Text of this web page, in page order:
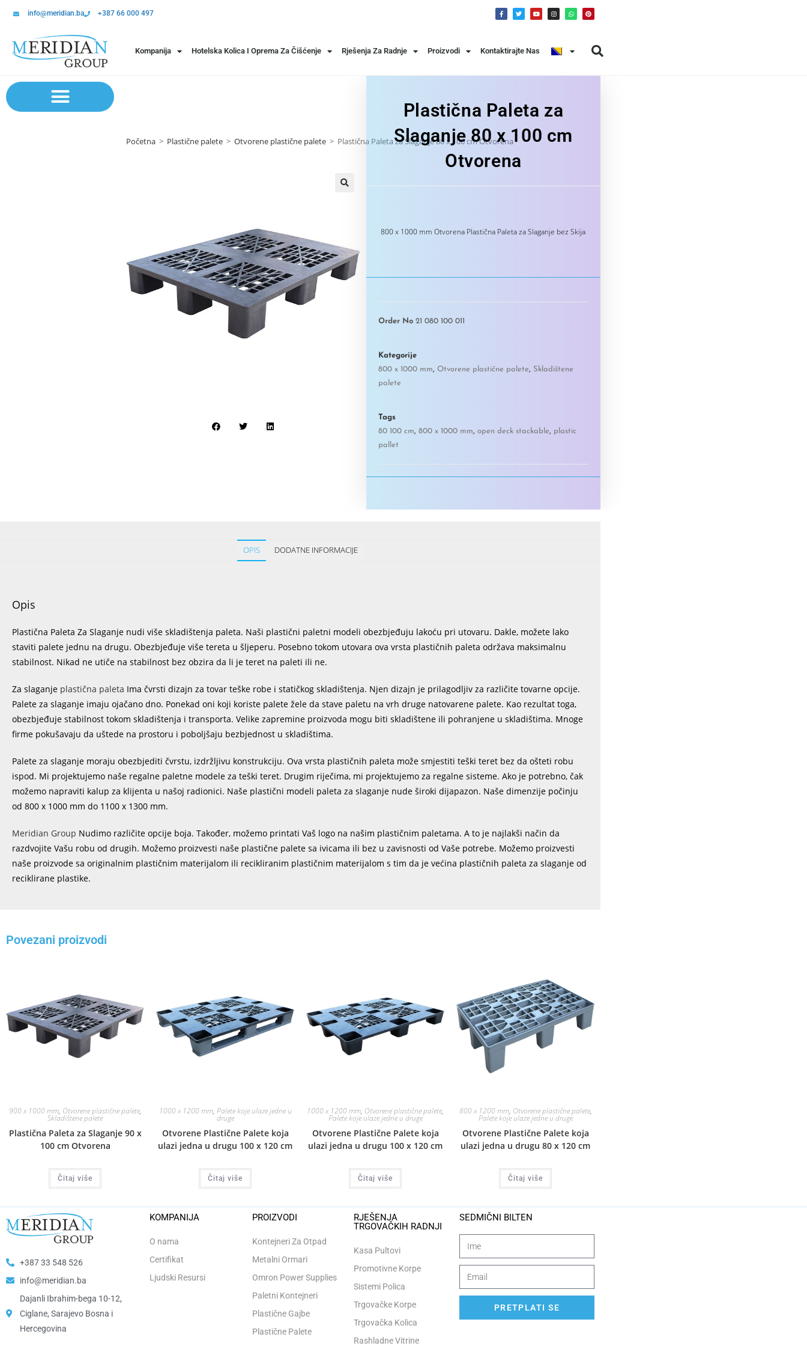
info@meridian.ba +387 66 000 497
Kompanija Hotelska Kolica I Oprema Za Čišćenje Rješenja Za Radnje Proizvodi Kontaktirajte Nas
Početna > Plastične palete > Otvorene plastične palete > Plastična Paleta za Slaganje 80 x 100 cm Otvorena
Plastična Paleta za
Slaganje 80 x 100 cm
Otvorena
800 x 1000 mm Otvorena Plastična Paleta za Slaganje bez Skija
Order No 21 080 100 011
Kategorije
800 x 1000 mm, Otvorene plastične palete, Skladištene
palete
Tags
80 100 cm, 800 x 1000 mm, open deck stackable, plastic
pallet
OPIS DODATNE INFORMACIJE
Opis
Plastična Paleta Za Slaganje nudi više skladištenja paleta. Naši plastični paletni modeli obezbjeđuju lakoću pri utovaru. Dakle, možete lako
staviti palete jednu na drugu. Obezbjeđuje više tereta u šljeperu. Posebno tokom utovara ova vrsta plastičnih paleta održava maksimalnu
stabilnost. Nikad ne utiče na stabilnost bez obzira da li je teret na paleti ili ne.
Za slaganje plastična paleta Ima čvrsti dizajn za tovar teške robe i statičkog skladištenja. Njen dizajn je prilagodljiv za različite tovarne opcije.
Palete za slaganje imaju ojačano dno. Ponekad oni koji koriste palete žele da stave paletu na vrh druge natovarene palete. Kao rezultat toga,
obezbjeđuje stabilnost tokom skladištenja i transporta. Velike zapremine proizvoda mogu biti skladištene ili pohranjene u skladištima. Mnoge
firme pokušavaju da uštede na prostoru i poboljšaju bezbjednost u skladištima.
Palete za slaganje moraju obezbjediti čvrstu, izdržljivu konstrukciju. Ova vrsta plastičnih paleta može smjestiti teški teret bez da ošteti robu
ispod. Mi projektujemo naše regalne paletne modele za teški teret. Drugim riječima, mi projektujemo za regalne sisteme. Ako je potrebno, čak
možemo napraviti kalup za klijenta u našoj radionici. Naše plastični modeli paleta za slaganje nude široki dijapazon. Naše dimenzije počinju
od 800 x 1000 mm do 1100 x 1300 mm.
Meridian Group Nudimo različite opcije boja. Također, možemo printati Vaš logo na našim plastičnim paletama. A to je najlakši način da
razdvojite Vašu robu od drugih. Možemo proizvesti naše plastične palete sa ivicama ili bez u zavisnosti od Vaše potrebe. Možemo proizvesti
naše proizvode sa originalnim plastičnim materijalom ili recikliranim plastičnim materijalom s tim da je većina plastičnih paleta za slaganje od
reciklirane plastike.
Povezani proizvodi
900 x 1000 mm, Otvorene plastične palete,
Skladištene palete
Plastična Paleta za Slaganje 90 x
100 cm Otvorena
Čitaj više
1000 x 1200 mm, Palete koje ulaze jedne u
druge
Otvorene Plastične Palete koja
ulazi jedna u drugu 100 x 120 cm
Čitaj više
1000 x 1200 mm, Otvorene plastične palete,
Palete koje ulaze jedne u druge
Otvorene Plastične Palete koja
ulazi jedna u drugu 100 x 120 cm
Čitaj više
800 x 1200 mm, Otvorene plastične palete,
Palete koje ulaze jedne u druge
Otvorene Plastične Palete koja
ulazi jedna u drugu 80 x 120 cm
Čitaj više
+387 33 548 526
info@meridian.ba
Dajanli Ibrahim-bega 10-12,
Ciglane, Sarajevo Bosna i
Hercegovina​
KOMPANIJA
O nama
Certifikat
Ljudski Resursi
PROIZVODI
Kontejneri Za Otpad
Metalni Ormari
Omron Power Supplies
Paletni Kontejneri
Plastične Gajbe
Plastične Palete
RJEŠENJA
TRGOVAČKIH RADNJI
Kasa Pultovi
Promotivne Korpe
Sistemi Polica
Trgovačke Korpe
Trgovačka Kolica
Rashladne Vitrine
SEDMIČNI BILTEN
PRETPLATI SE